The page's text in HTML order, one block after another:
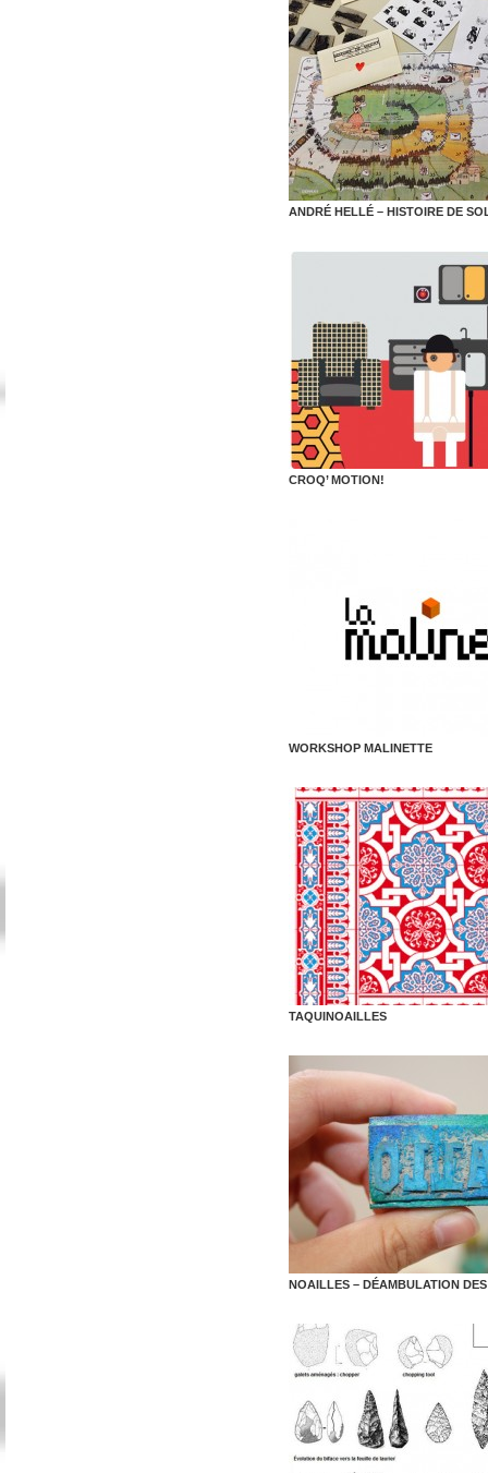
ANDRÉ HELLÉ – HISTOIRE DE
CROQ’ MOTION!
WORKSHOP MALINETTE
TAQUINOAILLES
NOAILLES – DÉAMBULATION